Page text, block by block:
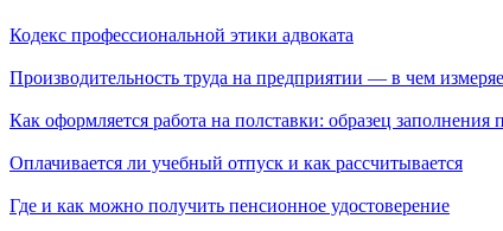
Кодекс профессиональной этики адвоката
Производительность труда на предприятии — в чем
Как оформляется работа на полставки: образец
Оплачивается ли учебный отпуск и как рассчитывается
Где и как можно получить пенсионное удостоверение